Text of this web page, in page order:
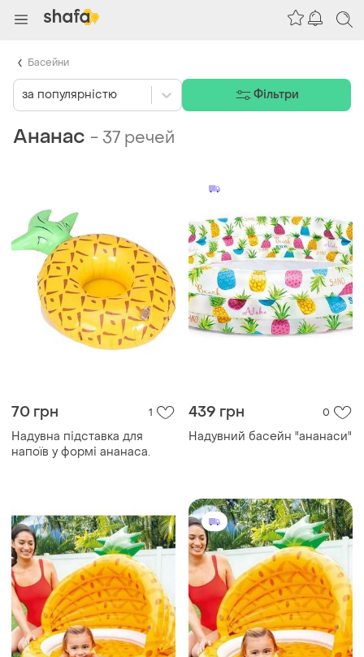
Ананас - 37 речей
70 грн 1
Надувна підставка для
напоїв у формі ананаса.
439 грн 0
Надувний басейн "ананаси"
за популярністю Фільтри
Басейни